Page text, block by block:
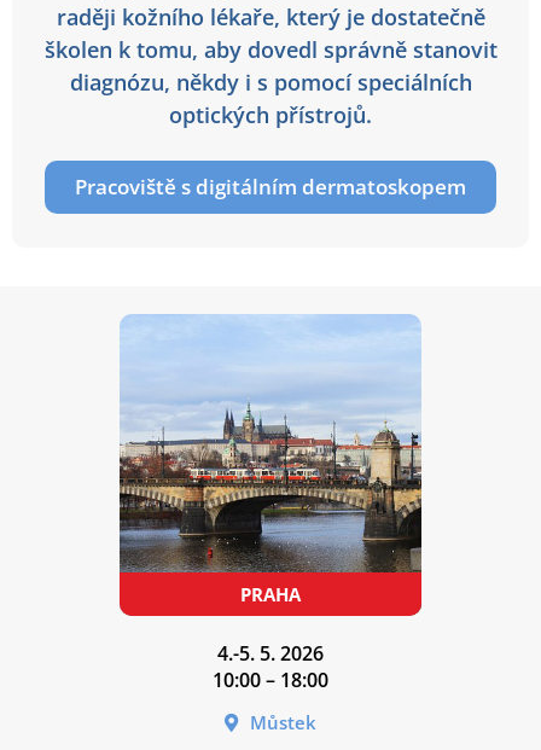
raději kožního lékaře, který je dostatečně
školen k tomu, aby dovedl správně stanovit
diagnózu, někdy i s pomocí speciálních
optických přístrojů.
Pracoviště s digitálním dermatoskopem
4.-5. 5. 2026
10:00 – 18:00
Můstek